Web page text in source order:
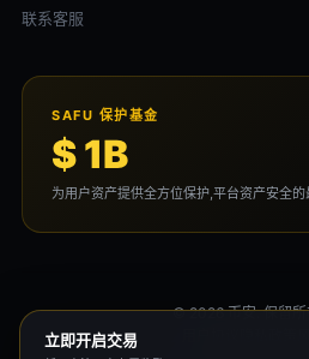
联系客服
SAFU 保护基金
$ 1B
为用户资产提供全方位保护,平台资产安全
© 2026 币安. 保留所
立即开启交易